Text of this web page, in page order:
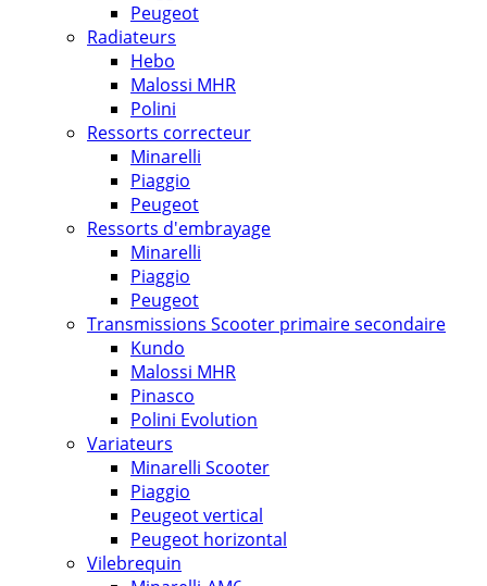
Peugeot
Radiateurs
Hebo
Malossi MHR
Polini
Ressorts correcteur
Minarelli
Piaggio
Peugeot
Ressorts d'embrayage
Minarelli
Piaggio
Peugeot
Transmissions Scooter primaire secondaire
Kundo
Malossi MHR
Pinasco
Polini Evolution
Variateurs
Minarelli Scooter
Piaggio
Peugeot vertical
Peugeot horizontal
Vilebrequin